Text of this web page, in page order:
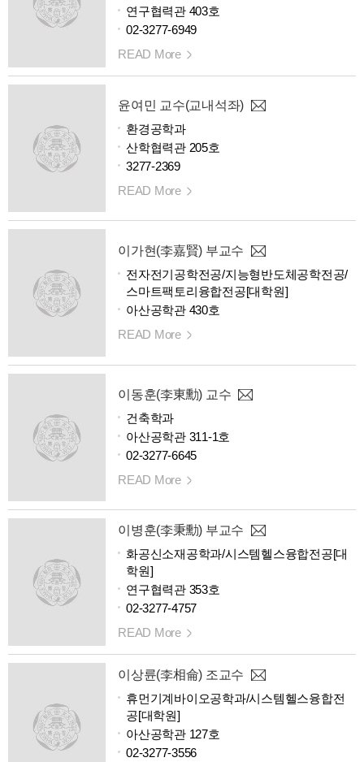
연구협력관 403호
02-3277-6949
READ More
윤여민 교수(교내석좌)
환경공학과
산학협력관 205호
3277-2369
READ More
이가현(李嘉賢) 부교수
전자전기공학전공/지능형반도체공학전공/
스마트팩토리융합전공[대학원]
아산공학관 430호
READ More
이동훈(李東勳) 교수
건축학과
아산공학관 311-1호
02-3277-6645
READ More
이병훈(李秉勳) 부교수
화공신소재공학과/시스템헬스융합전공[대
학원]
연구협력관 353호
02-3277-4757
READ More
이상륜(李相侖) 조교수
휴먼기계바이오공학과/시스템헬스융합전
공[대학원]
아산공학관 127호
02-3277-3556